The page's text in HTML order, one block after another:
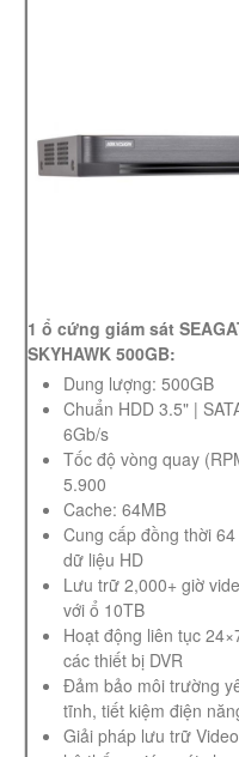
1 ổ cứng giám sát
SKYHAWK 500GB:
Dung lượng: 500GB
Chuẩn HDD 3.5" |
6Gb/s
Tốc độ vòng quay
5.900
Cache: 64MB
Cung cấp đồng thời
dữ liệu HD
Lưu trữ 2,000+ giờ
với ổ 10TB
Hoạt động liên tục
các thiết bị DVR
Đảm bảo môi trường
tĩnh, tiết kiệm điện
Giải pháp lưu trữ